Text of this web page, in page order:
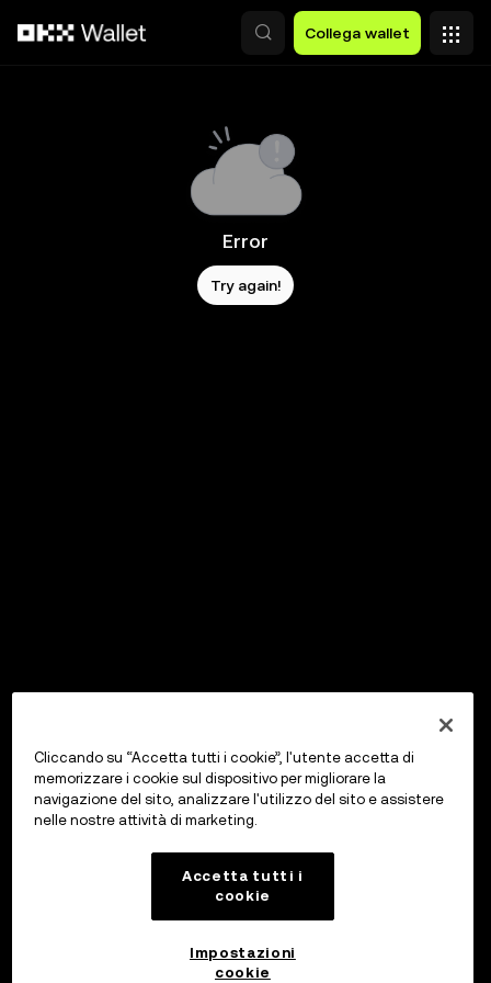
Collega wallet
Error
Try again!
Cliccando su “Accetta tutti i cookie”, l'utente accetta di
memorizzare i cookie sul dispositivo per migliorare la
navigazione del sito, analizzare l'utilizzo del sito e assistere
nelle nostre attività di marketing.
Accetta tutti i
cookie
Impostazioni
cookie